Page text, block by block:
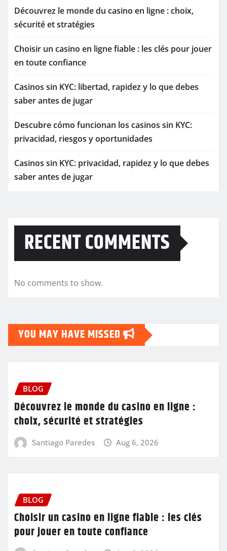
Découvrez le monde du casino en ligne : choix,
sécurité et stratégies
Choisir un casino en ligne fiable : les clés pour jouer
en toute confiance
Casinos sin KYC: libertad, rapidez y lo que debes
saber antes de jugar
Descubre cómo funcionan los casinos sin KYC:
privacidad, riesgos y oportunidades
Casinos sin KYC: privacidad, rapidez y lo que debes
saber antes de jugar
RECENT COMMENTS
No comments to show.
YOU MAY HAVE MISSED
BLOG
Découvrez le monde du casino en ligne :
choix, sécurité et stratégies
Santiago Paredes Aug 6, 2026
BLOG
Choisir un casino en ligne fiable : les clés
pour jouer en toute confiance